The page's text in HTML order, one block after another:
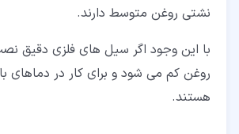
نشتی روغن متوسط دارند.
با این وجود اگر سیل های فلزی دقیق
روغن کم می شود و برای کار در دماهای
هستند.